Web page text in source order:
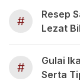
#
Resep
Lezat
#
Gulai
Serta